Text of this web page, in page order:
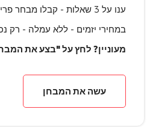
ענו על 3 שאלות - קבלו מבחר פריטים מותאם אישית
במחירי יזמים - ללא עמלה - רק
מעוניין? לחץ על "בצע את
עשה את המבחן